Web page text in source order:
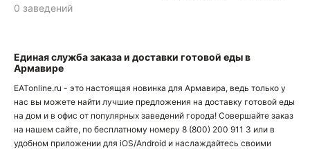
0 заведений
Единая служба заказа и доставки готовой еды в
Армавире
EATonline.ru - это настоящая новинка для Армавира, ведь только у
нас вы можете найти лучшие предложения на доставку готовой еды
на дом и в офис от популярных заведений города! Совершайте заказ
на нашем сайте, по бесплатному номеру 8 (800) 200 911 3 или в
удобном приложении для iOS/Android и наслаждайтесь своими